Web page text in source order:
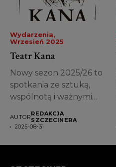
Wydarzenia
Wrzesień 2025
Teatr Kana
Nowy sezon 2025/26 to
spotkania ze sztuką,
wspólnotą i ważnymi
AUTORREDAKCJA
SZCZECINERA
2025-08-31